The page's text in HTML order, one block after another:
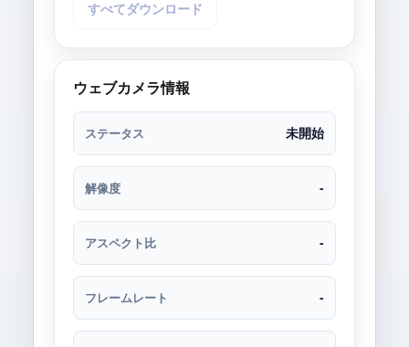
すべてダウンロード
ウェブカメラ情報
ステータス 未開始
解像度 -
アスペクト比 -
フレームレート -